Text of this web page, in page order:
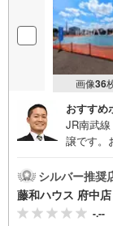
画像36
おすすめ
JR南武
譲です。
合わせく
シルバー推奨
藤和ハウス 府中店
-.--